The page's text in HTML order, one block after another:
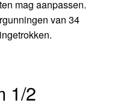
mag aanpassen.
van 34
1/2